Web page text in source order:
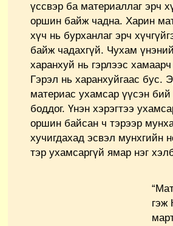
үссвэр ба материаллаг эрч
оршин байж чадна. Харин
хүч нь бурханлаг эрч
байж чадахгүй. Чухам
харанхуй нь гэрлээс
Гэрэл нь харанхуйгаас бус.
материас ухамсар үүсэн бий
боддог. Үнэн хэрэгтээ
оршин байсан ч тэрээр
хучигдахад эсвэл мунхгийн
тэр ухамсаргүй ямар нэг
гэж